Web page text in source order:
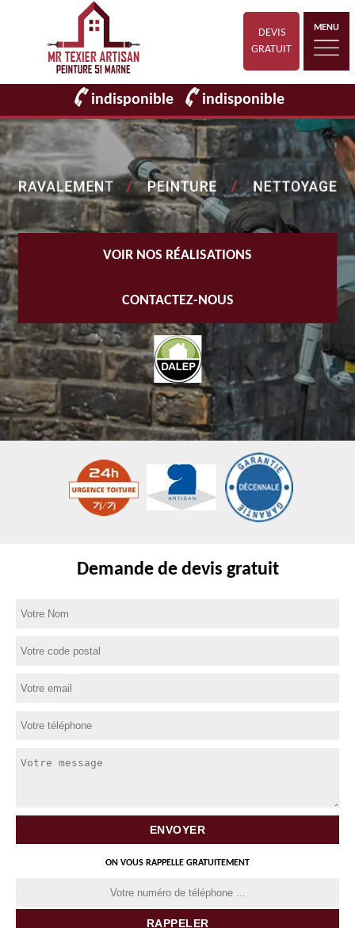
DEVIS
GRATUIT
MENU
indisponible indisponible
VOIR NOS RÉALISATIONS
CONTACTEZ-NOUS
Demande de devis gratuit
ON VOUS RAPPELLE GRATUITEMENT